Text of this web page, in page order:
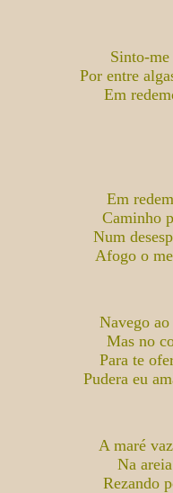
Sinto-me
Por entre
Em
Em
Caminho
Num
Afogo o
Navego
Mas no
Para te
Pudera eu
A maré
Na
Rezando